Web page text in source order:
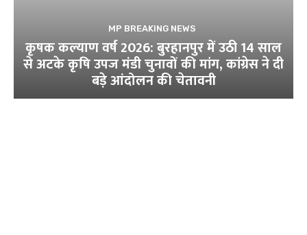
MP BREAKING NEWS
कृषक कल्याण वर्ष 2026: बुरहानपुर में उठी 14 साल
से अटके कृषि उपज मंडी चुनावों की मांग, कांग्रेस ने दी
बड़े आंदोलन की चेतावनी